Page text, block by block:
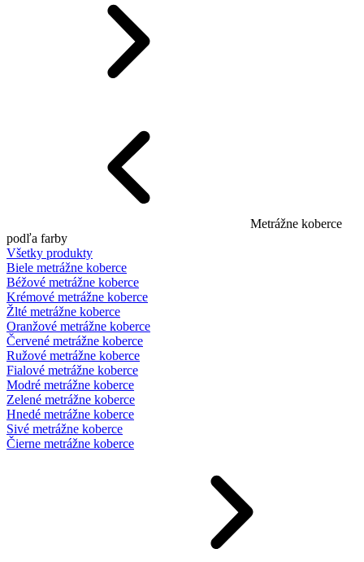
Metrážne koberce
podľa farby
Všetky produkty
Biele metrážne koberce
Béžové metrážne koberce
Krémové metrážne koberce
Žlté metrážne koberce
Oranžové metrážne koberce
Červené metrážne koberce
Ružové metrážne koberce
Fialové metrážne koberce
Modré metrážne koberce
Zelené metrážne koberce
Hnedé metrážne koberce
Sivé metrážne koberce
Čierne metrážne koberce